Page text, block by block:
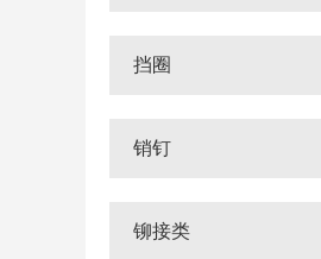
挡圈
销钉
铆接类